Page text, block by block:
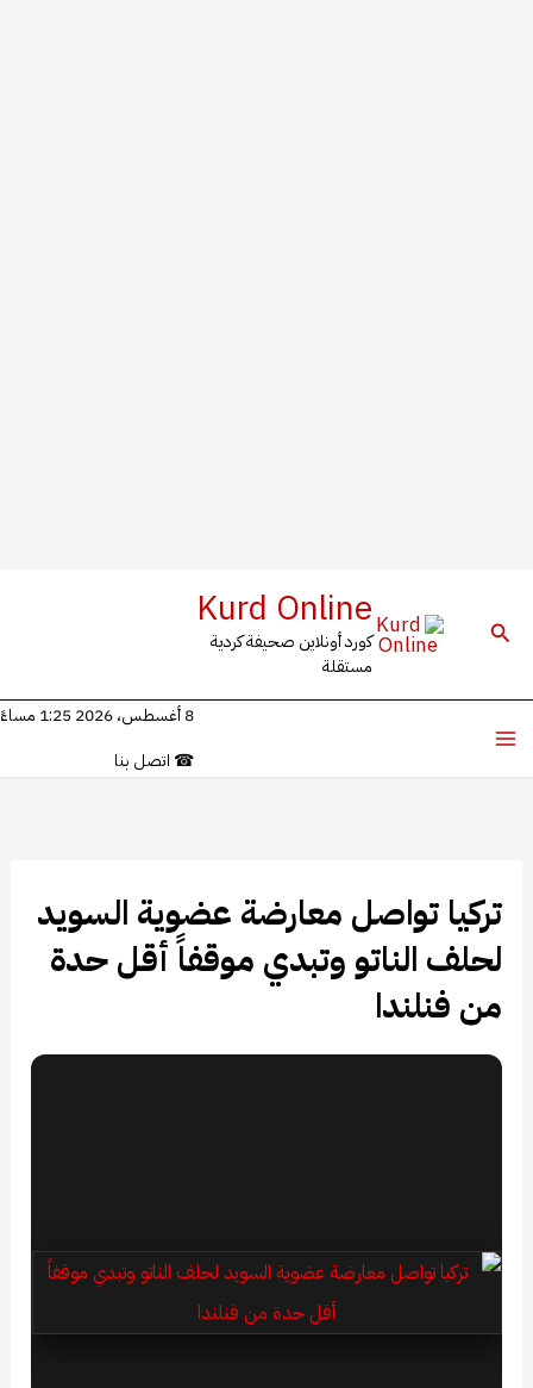
البحث Kurd Online
كورد أونلاين صحيفة كردية
مستقلة
8 أغسطس، 2026 1:25 مساءً
☎ اتصل بنا
تركيا تواصل معارضة عضوية السويد
لحلف الناتو وتبدي موقفاً أقل حدة
من فنلندا